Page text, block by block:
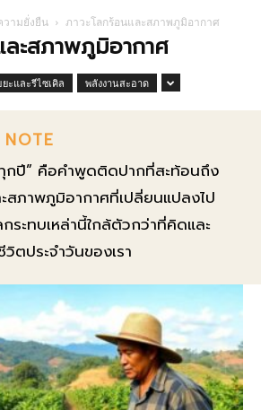
วามยั่งยืน ภาวะโลกร้อนและสภาพภูมิอากาศ
ละสภาพภูมิอากาศ
ะและรีไซเคิล พลังงานสะอาด
กปี” คือคำพูดติดปากที่สะท้อนถึง
สภาพภูมิอากาศที่เปลี่ยนแปลงไป
ระทบเหล่านี้ใกล้ตัวกว่าที่คิดและ
ตประจำวันของเรา